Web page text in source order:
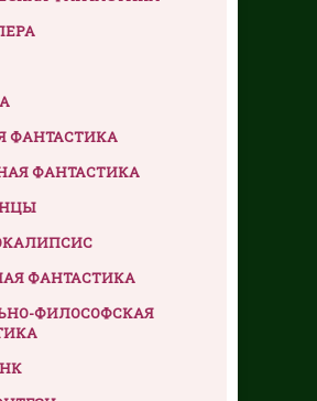
ФАНТАСТИКА
ФАНТАСТИКА
ФАНТАСТИКА
ФИЛОСОФСКАЯ